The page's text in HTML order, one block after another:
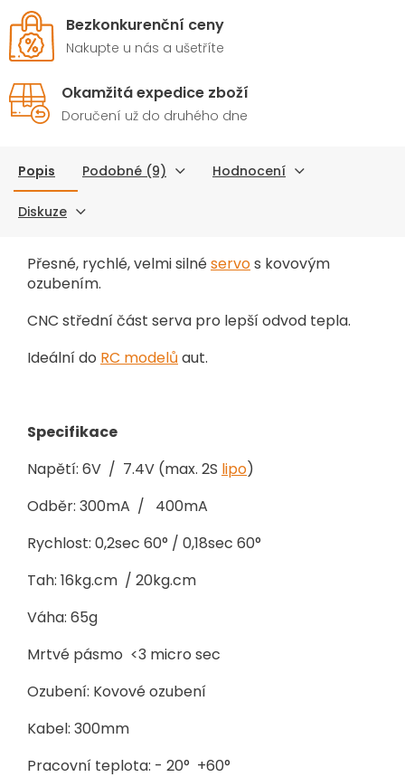
Bezkonkurenční ceny
Nakupte u nás a ušetříte
Okamžitá expedice zboží
Doručení už do druhého dne
Popis Podobné (9) Hodnocení
Diskuze
Přesné, rychlé, velmi silnéservos kovovým
ozubením.
CNC střední část serva pro lepší odvod tepla.
Ideální do RC modelů aut.
Specifikace
Napětí: 6V / 7.4V (max. 2S lipo)
Odběr: 300mA / 400mA
Rychlost: 0,2sec 60° / 0,18sec 60°
Tah: 16kg.cm / 20kg.cm
Váha: 65g
Mrtvé pásmo <3 micro sec
Ozubení: Kovové ozubení
Kabel: 300mm
Pracovní teplota: - 20° +60°